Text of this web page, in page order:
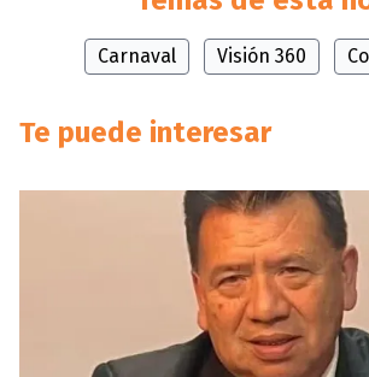
Carnaval Visión 360
Te puede interesar